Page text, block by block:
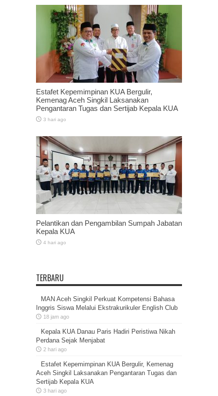
Estafet Kepemimpinan KUA Bergulir,
Kemenag Aceh Singkil Laksanakan
Pengantaran Tugas dan Sertijab Kepala KUA
3 hari ago
Pelantikan dan Pengambilan Sumpah Jabatan
Kepala KUA
4 hari ago
TERBARU
MAN Aceh Singkil Perkuat Kompetensi Bahasa
Inggris Siswa Melalui Ekstrakurikuler English Club
18 jam ago
Kepala KUA Danau Paris Hadiri Peristiwa Nikah
Perdana Sejak Menjabat
2 hari ago
Estafet Kepemimpinan KUA Bergulir, Kemenag
Aceh Singkil Laksanakan Pengantaran Tugas dan
Sertijab Kepala KUA
3 hari ago